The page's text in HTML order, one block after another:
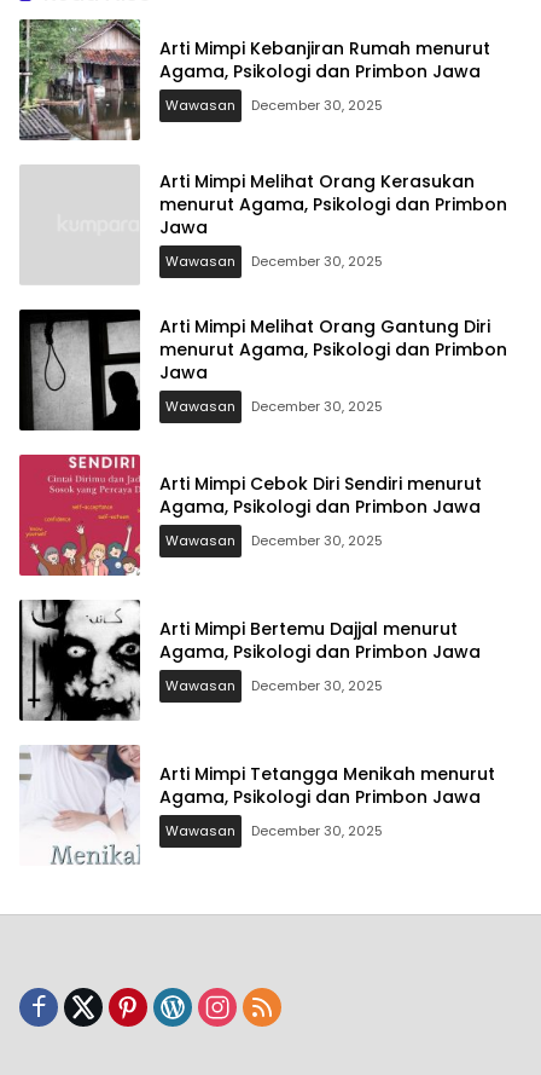
Arti Mimpi Kebanjiran Rumah menurut
Agama, Psikologi dan Primbon Jawa
Wawasan December 30, 2025
Arti Mimpi Melihat Orang Kerasukan
menurut Agama, Psikologi dan Primbon
Jawa
Wawasan December 30, 2025
Arti Mimpi Melihat Orang Gantung Diri
menurut Agama, Psikologi dan Primbon
Jawa
Wawasan December 30, 2025
Arti Mimpi Cebok Diri Sendiri menurut
Agama, Psikologi dan Primbon Jawa
Wawasan December 30, 2025
Arti Mimpi Bertemu Dajjal menurut
Agama, Psikologi dan Primbon Jawa
Wawasan December 30, 2025
Arti Mimpi Tetangga Menikah menurut
Agama, Psikologi dan Primbon Jawa
Wawasan December 30, 2025